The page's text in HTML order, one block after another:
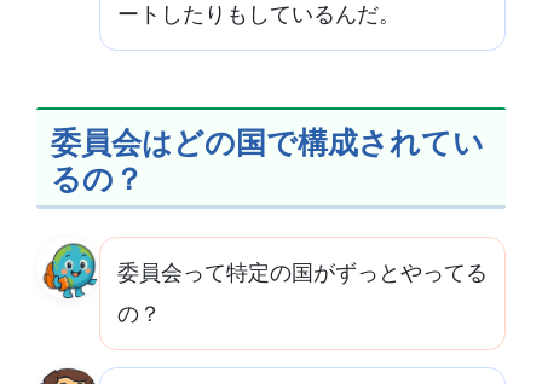
ートしたりもしているんだ。
委員会はどの国で構成されてい
るの？
委員会って特定の国がずっとやってる
の？